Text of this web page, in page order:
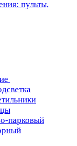
пульты,
парковый